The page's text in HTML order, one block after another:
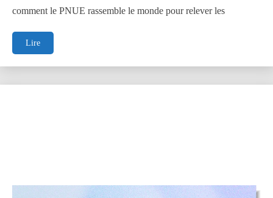
comment le PNUE rassemble le monde pour relever les
LireNotre
planète.
Notre